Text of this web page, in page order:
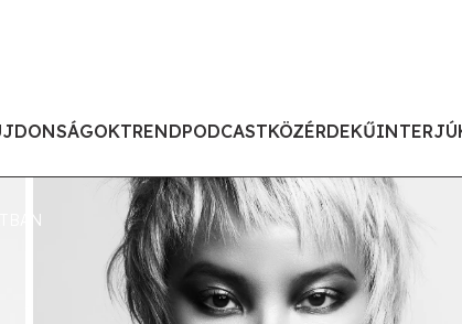
TRENDPODCASTKÖZÉRDEKŰ